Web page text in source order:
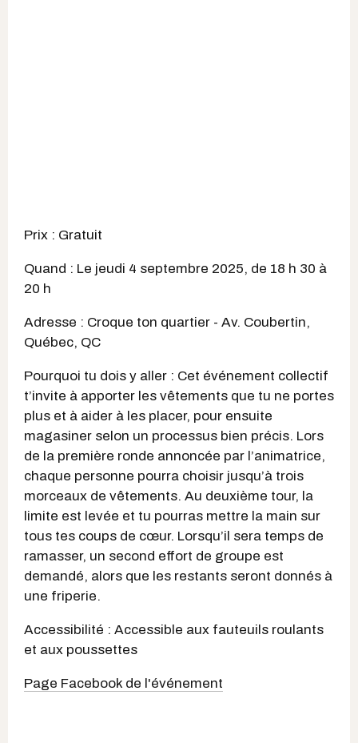
Prix : Gratuit
Quand : Le jeudi 4 septembre 2025, de 18 h 30 à
20 h
Adresse : Croque ton quartier - Av. Coubertin,
Québec, QC
Pourquoi tu dois y aller : Cet événement collectif
t’invite à apporter les vêtements que tu ne portes
plus et à aider à les placer, pour ensuite
magasiner selon un processus bien précis. Lors
de la première ronde annoncée par l’animatrice,
chaque personne pourra choisir jusqu’à trois
morceaux de vêtements. Au deuxième tour, la
limite est levée et tu pourras mettre la main sur
tous tes coups de cœur. Lorsqu’il sera temps de
ramasser, un second effort de groupe est
demandé, alors que les restants seront donnés à
une friperie.
Accessibilité : Accessible aux fauteuils roulants
et aux poussettes
Page Facebook de l'événement